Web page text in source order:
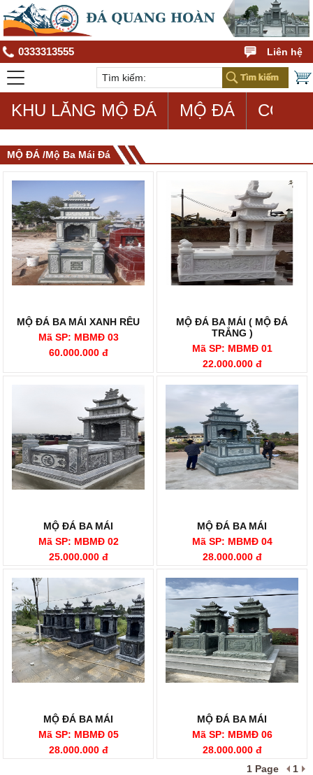
0333313555 Liên hệ
KHU LĂNG MỘ ĐÁ MỘ ĐÁ CON
MỘ ĐÁ /Mộ Ba Mái Đá
MỘ ĐÁ BA MÁI XANH RÊU
Mã SP: MBMĐ 03
60.000.000 đ
MỘ ĐÁ BA MÁI ( MỘ ĐÁ
TRẮNG )
Mã SP: MBMĐ 01
22.000.000 đ
MỘ ĐÁ BA MÁI
Mã SP: MBMĐ 02
25.000.000 đ
MỘ ĐÁ BA MÁI
Mã SP: MBMĐ 04
28.000.000 đ
MỘ ĐÁ BA MÁI
Mã SP: MBMĐ 05
28.000.000 đ
MỘ ĐÁ BA MÁI
Mã SP: MBMĐ 06
28.000.000 đ
1 Page
1